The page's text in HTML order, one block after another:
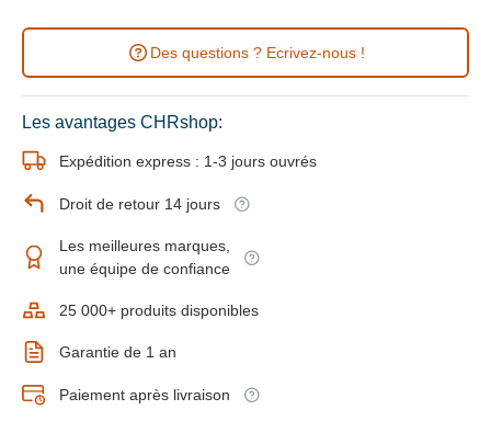
Des questions ? Ecrivez-nous !
Les avantages CHRshop:
Expédition express : 1-3 jours ouvrés
Droit de retour 14 jours
Les meilleures marques,
une équipe de confiance
25 000+ produits disponibles
Garantie de 1 an
Paiement après livraison